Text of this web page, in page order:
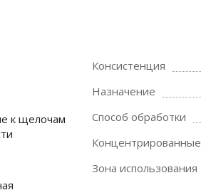
к щелочам
Консистенция
Назначение
Способ обработки
Концентрированные
Зона использования